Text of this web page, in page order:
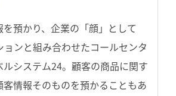
預かり、企業の「顔」として
ョンと組み合わせたコールセンタ
システム24。顧客の商品に関す
客情報そのものを預かることもあ